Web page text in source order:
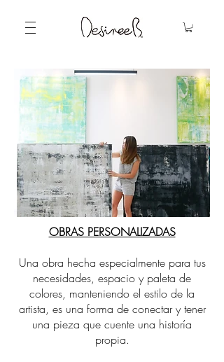
OBRAS PERSONALIZADAS
Una obra hecha especialmente para tus
necesidades, espacio y paleta de
colores, manteniendo el estilo de la
artista, es una forma de conectar y tener
una pieza que cuente una historía
propia.